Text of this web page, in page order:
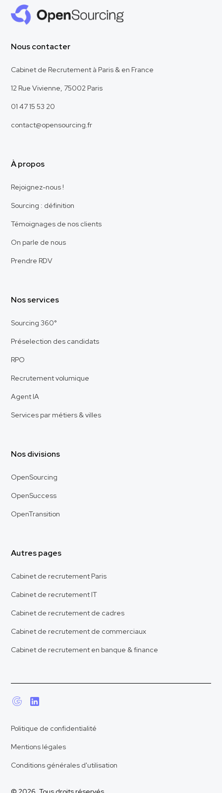
Nous contacter
Cabinet de Recrutement à Paris & en France
12 Rue Vivienne, 75002 Paris
01 47 15 53 20
contact@opensourcing.fr
À propos
Rejoignez-nous !
Sourcing : définition
Témoignages de nos clients
On parle de nous
Prendre RDV
Nos services
Sourcing 360°
Préselection des candidats
RPO
Recrutement volumique
Agent IA
Services par métiers & villes
Nos divisions
OpenSourcing
OpenSuccess
OpenTransition
Autres pages
Cabinet de recrutement Paris
Cabinet de recrutement IT
Cabinet de recrutement de cadres
Cabinet de recrutement de commerciaux
Cabinet de recrutement en banque & finance
Politique de confidentialité
Mentions légales
Conditions générales d'utilisation